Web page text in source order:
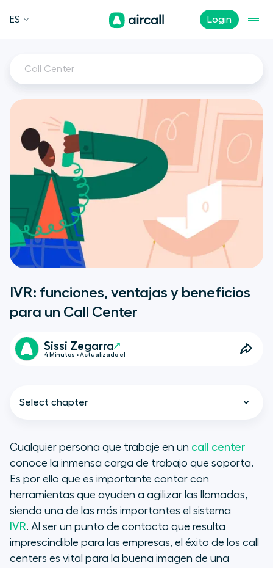
Login
ES
Call Center
IVR: funciones, ventajas y beneficios
para un Call Center
Sissi Zegarra
4 Minutos • Actualizado el
Select chapter
Múltiples funciones en una sola
herramienta
Los beneficios y las ventajas de
contar con un sistema IVR
Cualquier persona que trabaje en un call center
conoce la inmensa carga de trabajo que soporta.
Es por ello que es importante contar con
herramientas que ayuden a agilizar las llamadas,
siendo una de las más importantes el sistema
IVR. Al ser un punto de contacto que resulta
imprescindible para las empresas, el éxito de los call
centers es vital para la buena imagen de una